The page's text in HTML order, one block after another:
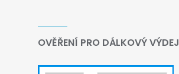
OVĚŘENÍ PRO DÁLKOVÝ VÝDEJ